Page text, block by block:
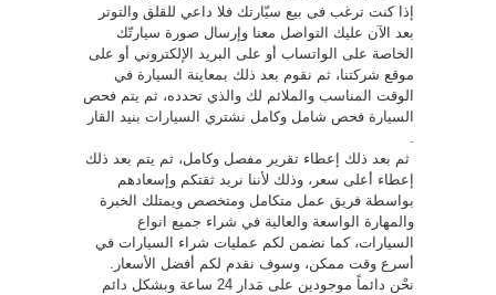
إذا كنت ترغب فى بيع سيّارتك فلا داعي للقلق والتوتر
بعد الآن عليك التواصل معنا وإرسال صورة سيارتّك
الخاصة على الواتساب أو على البريد الإلكتروني أو على
موقع شركتنا، ثم نقوم بعد ذلك بمعاينة السيارة في
الوقت المناسب والملائم لك والذي تحدده، ثم يتم فحص
السيارة فحص شامل وكامل نشتري السيارات بنيد القار
ثم بعد ذلك إعطاء تقرير مفصل وكامل، ثم يتم بعد ذلك
إعطاء أعلى سعر، وذلك لأننا نريد ثقتكم وإسعادهم
بواسطة فريق عمل متكامل ومتخصص ويمتلك الخبرة
والمهارة الواسعة والعالية في شراء جميع انواع
السيارات، كما نضمن لكم عمليات شراء السيارات في
أسرع وقت ممكن، وسوف نقدم لكم أفضل الأسعار.
نحْن دائماً موجودين على مَدار 24 ساعة وبشكل دائم